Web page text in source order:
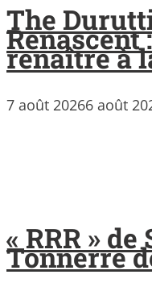
The
Renascent
renaître à
7 août 20266 août
« RRR »
Tonnerre